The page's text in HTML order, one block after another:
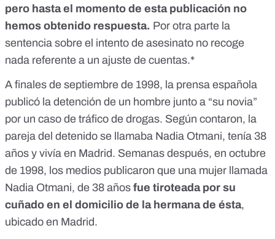
en las noticias por drogas y por ser disparada en un lapso de
tiempo de dos semanas, fue detenida en el barrio de San
Blas y la hermana viv&iacute;a en Barajas que est&aacute;
al lado.No s&eacute; Rick, pero son much&iacute;simas
coincidencias.</em></p> <p><em>M&aacute;s material
ten&iacute;a antecedentes por tr&aacute;fico de
drogas.........................</em></p> <p><em>Filis fue
detenido ayer. A sus espaldas carga con cuatro detenciones
por tr&aacute;fico de drogas entre 1986 y 1993,
seg&uacute;n inform&oacute; ayer la Jefatura Superior de
Polic&iacute;a. Tiene otra detenci&oacute;n (en 1992) por
un delito de lesiones (aunque la polic&iacute;a no
concret&oacute; si se las produjo a Rachida) y una orden
judicial de b&uacute;squeda.</em></p> <p>
<em>https://elpais.com/diario/1998/10/07...67_850215.html
</em></p> <p><em>Parece ser que le dispararon al mes
siguiente de ser presuntamente detenida el 5 de Octubre de
pero hasta el momento de esta publicación no
hemos obtenido respuesta. Por otra parte la
sentencia sobre el intento de asesinato no recoge
nada referente a un ajuste de cuentas.*
A finales de septiembre de 1998, la prensa española
publicó la detención de un hombre junto a “su novia”
por un caso de tráfico de drogas. Según contaron, la
pareja del detenido se llamaba Nadia Otmani, tenía 38
años y vivía en Madrid. Semanas después, en octubre
de 1998, los medios publicaron que una mujer llamada
Nadia Otmani, de 38 años fue tiroteada por su
cuñado en el domicilio de la hermana de ésta,
ubicado en Madrid.